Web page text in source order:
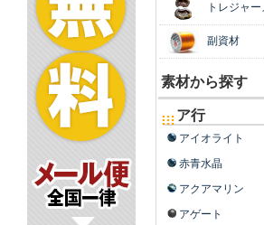
トレジャ
副資材
素材から探す
ア行
アイオライト
赤青水晶
アクアマリン
アゲート